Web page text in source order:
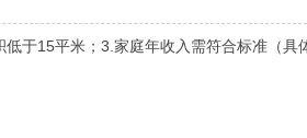
于15平米；3.家庭年收入需符合标准（具